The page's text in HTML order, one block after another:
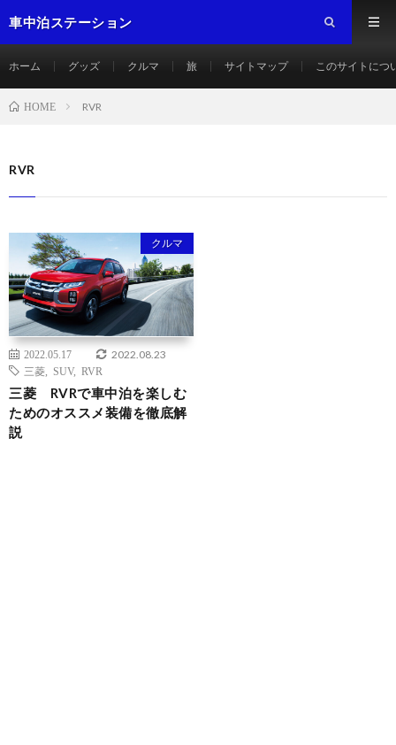
車中泊ステーション
ホーム グッズ クルマ 旅 サイトマップ このサイトにつ
HOME RVR
RVR
クルマ
2022.05.17 2022.08.23
三菱 SUV, RVR
三菱 RVRで車中泊を楽しむ
ためのオススメ装備を徹底解
説